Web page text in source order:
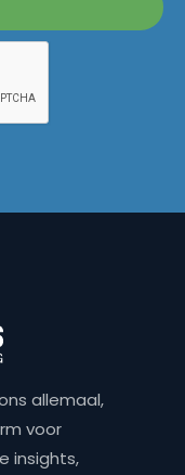
allemaal,
voor
insights,